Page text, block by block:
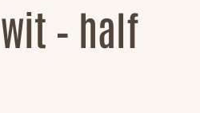
– half